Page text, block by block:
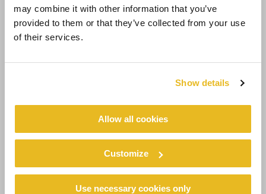
may combine it with other information that you’ve
provided to them or that they’ve collected from your use
of their services.
Show details
Allow all cookies
Customize
Use necessary cookies only
SPÓŁKA
Zrównoważony rozwój